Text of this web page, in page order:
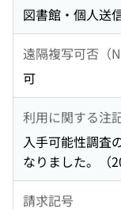
図書館・個人送
遠隔複写可否（
可
利用に関する注
入手可能性調査
なりました。（
請求記号